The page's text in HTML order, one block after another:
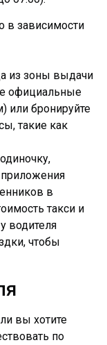
в зависимости
из зоны выдачи
официальные
или бронируйте
такие как
приложения
в
такси и
водителя
чтобы
вы хотите
по